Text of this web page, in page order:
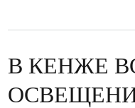
В КЕНЖЕ